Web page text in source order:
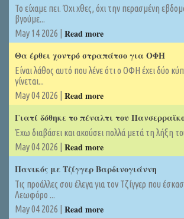
Το είχαμε πει. Όχι χθες, όχι την περασμένη
βγούμε...
May 14 2026 | Read more
Θα έρθει χοντρό στραπάτσο για ΟΦΗ
Είναι λάθος αυτό που λένε ότι ο ΟΦΗ έχει δύο
γίνεται...
May 04 2026 | Read more
Γιατί δόθηκε το πέναλτι του
Έχω διαβάσει και ακούσει πολλά μετά τη λήξη
May 04 2026 | Read more
Πανικός με Τζίγγερ Βαρδινογιάννη
Τις προάλλες σου έλεγα για τον Τζίγγερ που
Λεωφόρο ...
May 04 2026 | Read more